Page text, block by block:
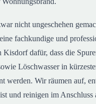
nicht ungeschehen
fachkundige und
Kisdorf dafür, dass die
Löschwasser in
werden. Wir räumen auf,
und reinigen im Anschluss